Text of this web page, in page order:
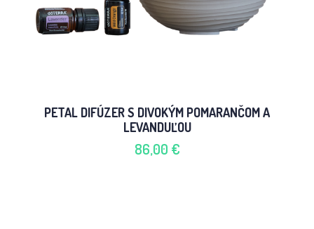
PETAL DIFÚZER S DIVOKÝM POMARANČOM A
LEVANDUĽOU
86,00 €